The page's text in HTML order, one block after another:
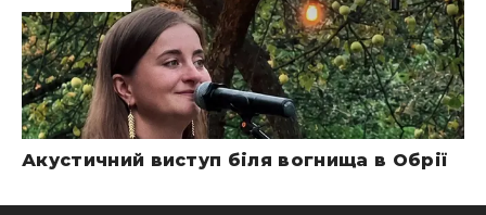
Акустичний виступ біля вогнища в Обрії